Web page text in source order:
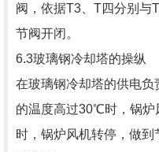
阀，依据T3、T四分别与
节阀开闭。
6.3玻璃钢冷却塔的操纵
在玻璃钢冷却塔的供电负
的温度高过30℃时，锅
时，锅炉风机转停，做到